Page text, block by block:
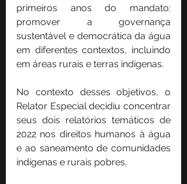
primeiros anos do mandato:
promover a governança
sustentável e democrática da água
em diferentes contextos, incluindo
em áreas rurais e terras indígenas.
No contexto desses objetivos, o
Relator Especial decidiu concentrar
seus dois relatórios temáticos de
2022 nos direitos humanos à água
e ao saneamento de comunidades
indígenas e rurais pobres.